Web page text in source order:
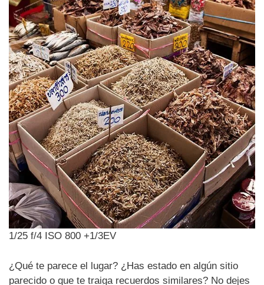
1/25 f/4 ISO 800 +1/3EV
¿Qué te parece el lugar? ¿Has estado en algún sitio
parecido o que te traiga recuerdos similares? No dejes